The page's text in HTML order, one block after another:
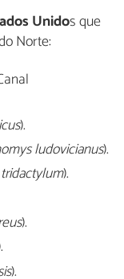
Unidos que
Norte:
).
ludovicianus).
).
).
).